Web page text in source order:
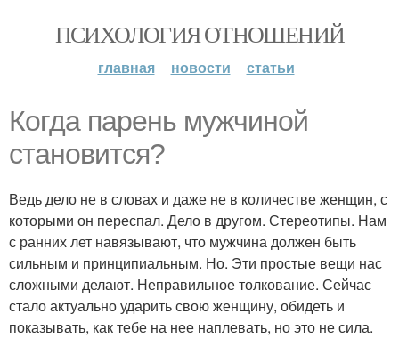
ПСИХОЛОГИЯ ОТНОШЕНИЙ
главная новости статьи
Когда парень мужчиной
становится?
Ведь дело не в словах и даже не в количестве женщин, с
которыми он переспал. Дело в другом. Стереотипы. Нам
с ранних лет навязывают, что мужчина должен быть
сильным и принципиальным. Но. Эти простые вещи нас
сложными делают. Неправильное толкование. Сейчас
стало актуально ударить свою женщину, обидеть и
показывать, как тебе на нее наплевать, но это не сила.